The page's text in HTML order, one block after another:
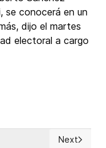
se conocerá en un
dijo el martes
electoral a cargo
da Silva aventaja a
Next
Next